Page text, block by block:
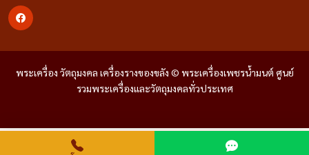
พระเครื่อง วัตถุมงคล เครื่องรางของขลัง © พระเครื่องเพชรน้ำมนต์ ศูนย์
รวมพระเครื่องและวัตถุมงคลทั่วประเทศ